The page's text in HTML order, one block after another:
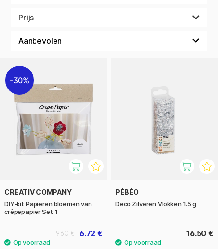
Prijs
30%
CREATIV COMPANY
DIY-kit Papieren bloemen van
crêpepapier Set 1
6.72 €
9.60 €
PÉBÉO
Deco Zilveren Vlokken 1.5 g
16.50 €